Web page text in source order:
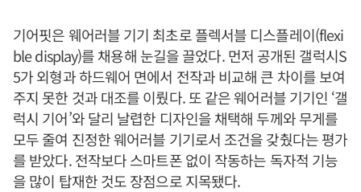
기어핏은 웨어러블 기기 최초로 플렉서블 디스플레이(flexi
ble display)를 채용해 눈길을 끌었다. 먼저 공개된 갤럭시S
5가 외형과 하드웨어 면에서 전작과 비교해 큰 차이를 보여
주지 못한 것과 대조를 이뤘다. 또 같은 웨어러블 기기인 ‘갤
럭시 기어’와 달리 날렵한 디자인을 채택해 두께와 무게를
모두 줄여 진정한 웨어러블 기기로서 조건을 갖췄다는 평가
를 받았다. 전작보다 스마트폰 없이 작동하는 독자적 기능
을 많이 탑재한 것도 장점으로 지목됐다.